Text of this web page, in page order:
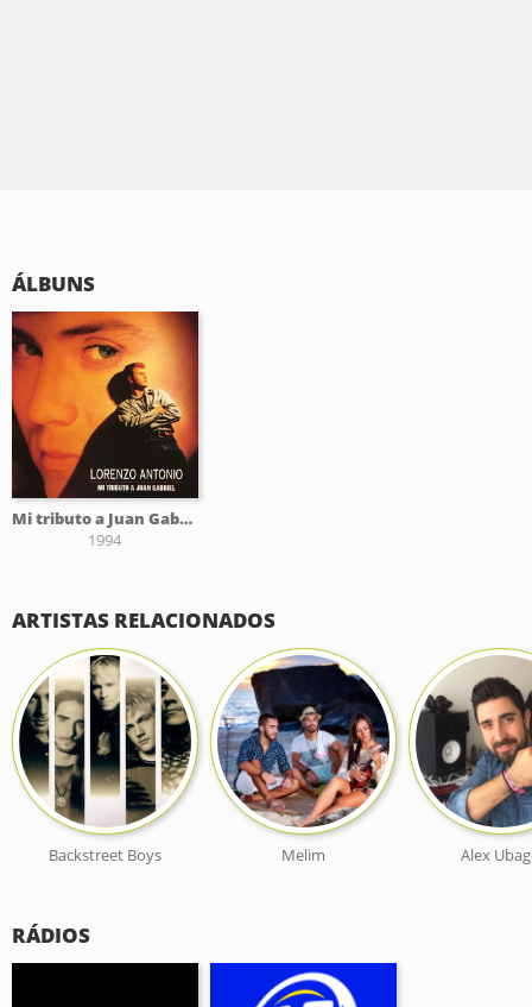
ÁLBUNS
Mi tributo a Juan Gabriel
1994
ARTISTAS RELACIONADOS
Backstreet Boys Melim Alex
RÁDIOS